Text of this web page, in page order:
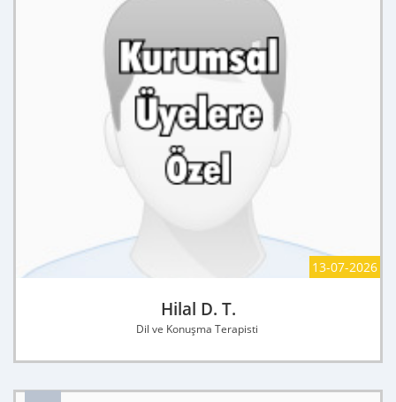
13-07-2026
Hilal D. T.
Dil ve Konuşma Terapisti